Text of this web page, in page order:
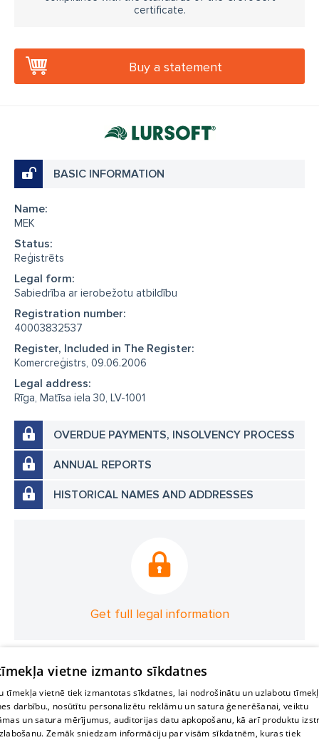
certificate.
Buy a statement
BASIC INFORMATION
Name:
MEK
Status:
Reģistrēts
Legal form:
Sabiedrība ar ierobežotu atbildību
Registration number:
40003832537
Register, Included in The Register:
Komercreģistrs, 09.06.2006
Legal address:
Rīga, Matīsa iela 30, LV-1001
OVERDUE PAYMENTS, INSOLVENCY PROCESS
ANNUAL REPORTS
HISTORICAL NAMES AND ADDRESSES
Get full legal information
vietne izmanto sīkdatnes
tīmekļa vietnē tiek izmantotas sīkdatnes, lai nodrošinātu un uzlabotu
darbību., nosūtītu personalizētu reklāmu un satura ģenerēšanai, veiktu
un satura mērījumus, auditorijas datu apkopošanu, kā arī produktu
Zemāk sniedzam informāciju par visām sīkdatnēm, kuras tiek